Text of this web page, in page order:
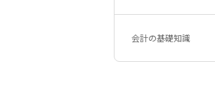
会計の基礎知識